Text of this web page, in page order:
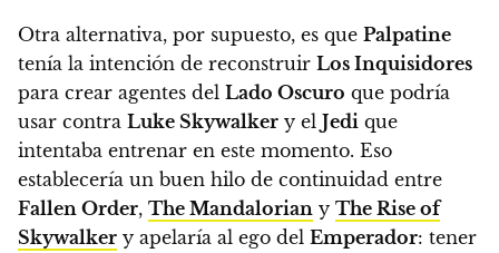
Otra alternativa, por supuesto, es que Palpatine
tenía la intención de reconstruir Los Inquisidores
para crear agentes del Lado Oscuro que podría
usar contra Luke Skywalker y el Jedi que
intentaba entrenar en este momento. Eso
establecería un buen hilo de continuidad entre
Fallen Order, The Mandalorian y The Rise of
Skywalker y apelaría al ego del Emperador: tener